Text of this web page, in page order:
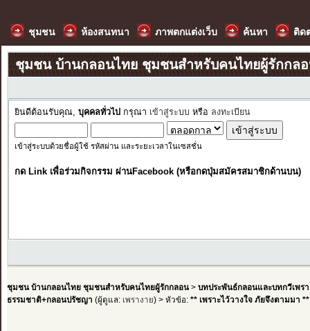
ชุมชน ห้องสนทนา ภาพตกแต่งเว็บ ค้นหา ติด
ชุมชน บ้านกลอนไทย ชุมชนสำหรับคนไทยผู้รักกล
ยินดีต้อนรับคุณ, บุคคลทั่วไป กรุณา เข้าสู่ระบบ หรือ ลงทะเบียน
เข้าสู่ระบบด้วยชื่อผู้ใช้ รหัสผ่าน และระยะเวลาในเซสชั่น
กด Link เพื่อร่วมกิจกรรม ผ่านFacebook (หรือกดปุ่มสมัครสมาชิกด้านบน)
ชุมชน บ้านกลอนไทย ชุมชนสำหรับคนไทยผู้รักกลอน> บทประพันธ์กลอนและบทกวีเพรา
ธรรมชาติ+กลอนปรัชญา (ผู้ดูแล: เพรางาย) > หัวข้อ: ** เพราะไว้วางใจ ภัยจึงตามมา **